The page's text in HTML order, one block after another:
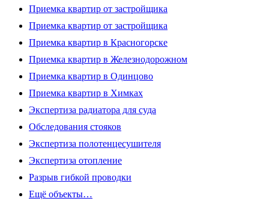
Приемка квартир от застройщика
Приемка квартир от застройщика
Приемка квартир в Красногорске
Приемка квартир в Железнодорожном
Приемка квартир в Одинцово
Приемка квартир в Химках
Экспертиза радиатора для суда
Обследования стояков
Экспертиза полотенцесушителя
Экспертиза отопление
Разрыв гибкой проводки
Ещё объекты…